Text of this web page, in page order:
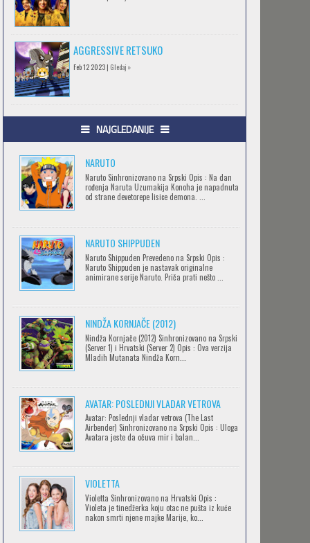
AGGRESSIVE RETSUKO
Feb 12 2023 | Gledaj »
.HACK//GIFT
Feb 12 2023 |Gledaj »
.HACK//LIMINALITY
SOVA I EKIPA
Feb 12 2023 |Gledaj »
BLOODIVORES
Feb 12 2023 |Gledaj »
AVANTURE KIDA OPASNOST
Feb 12 2023 |Gledaj »
IPAK SE OKREĆE (GALILEO: EPPUR SI
MUOVE)
Feb 12 2023 |Gledaj »
NAJGLEDANIJE
NARUTO
Naruto Sinhronizovano na Srpski Opis : Na dan
rođenja Naruta Uzumakija Konoha je napadnuta
od strane devetorepe lisice demona. ...
NARUTO SHIPPUDEN
Naruto Shippuden Prevedeno na Srpski Opis :
Naruto Shippuden je nastavak originalne
animirane serije Naruto. Priča prati nešto ...
NINDŽA KORNJAČE (2012)
Nindža Kornjače (2012) Sinhronizovano na Srpski
(Server 1) i Hrvatski (Server 2) Opis : Ova verzija
Mladih Mutanata Nindža Korn...
AVATAR: POSLEDNJI VLADAR VETROVA
Avatar: Poslednji vladar vetrova (The Last
Airbender) Sinhronizovano na Srpski Opis : Uloga
Avatara jeste da očuva mir i balan...
VIOLETTA
Violetta Sinhronizovano na Hrvatski Opis :
Violeta je tinedžerka koju otac ne pušta iz kuće
nakon smrti njene majke Marije, ko...